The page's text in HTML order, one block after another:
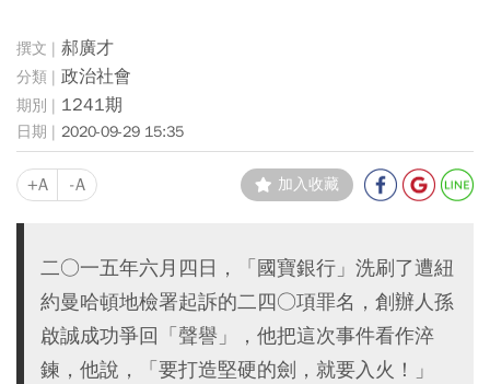
郝廣才
政治社會
1241期
2020-09-29 15:35
+A -A 加入收藏
二○一五年六月四日，「國寶銀行」洗刷了遭紐
約曼哈頓地檢署起訴的二四○項罪名，創辦人孫
啟誠成功爭回「聲譽」，他把這次事件看作淬
鍊，他說，「要打造堅硬的劍，就要入火！」